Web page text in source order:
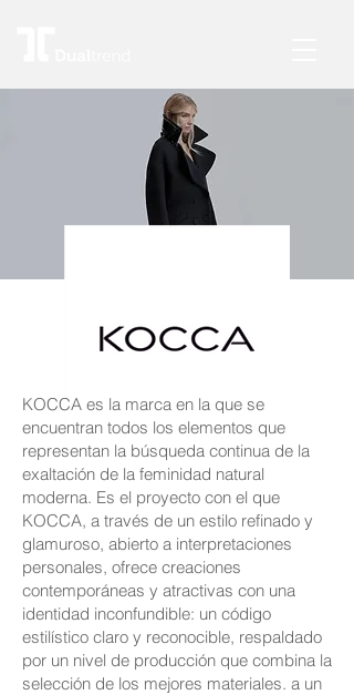
KOCCA es la marca en la que se
encuentran todos los elementos que
representan la búsqueda continua de la
exaltación de la feminidad natural
moderna. Es el proyecto con el que
KOCCA, a través de un estilo refinado y
glamuroso, abierto a interpretaciones
personales, ofrece creaciones
contemporáneas y atractivas con una
identidad inconfundible: un código
estilístico claro y reconocible, respaldado
por un nivel de producción que combina la
selección de los mejores materiales. a un